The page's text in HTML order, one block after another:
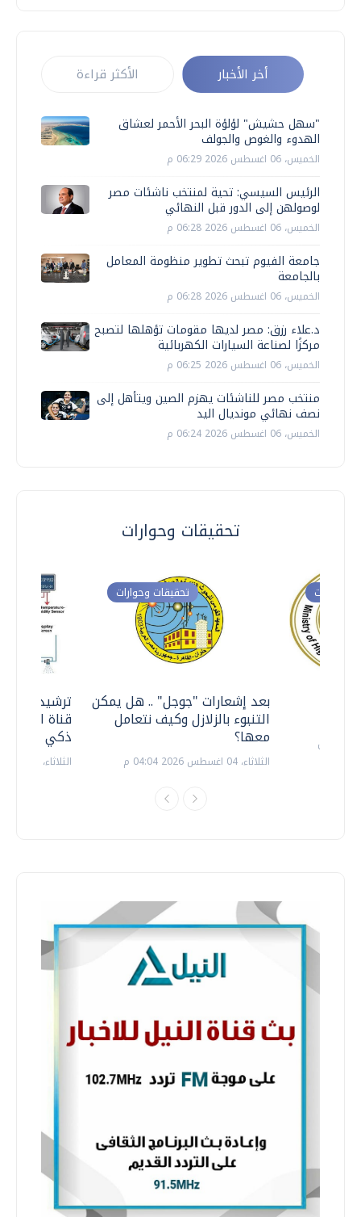
أخر الأخبار الأكثر قراءة
"سهل حشيش" لؤلؤة البحر الأحمر لعشاق
الهدوء والغوص والجولف
الخميس، 06 اغسطس 2026 06:29 م
الرئيس السيسي: تحية لمنتخب ناشئات مصر
لوصولهن إلى الدور قبل النهائي
الخميس، 06 اغسطس 2026 06:28 م
جامعة الفيوم تبحث تطوير منظومة المعامل
بالجامعة
الخميس، 06 اغسطس 2026 06:28 م
د.علاء رزق: مصر لديها مقومات تؤهلها لتصبح
مركزًا لصناعة السيارات الكهربائية
الخميس، 06 اغسطس 2026 06:25 م
منتخب مصر للناشئات يهزم الصين ويتأهل إلى
نصف نهائي مونديال اليد
الخميس، 06 اغسطس 2026 06:24 م
تحقيقات وحوارات
ترشيدا
قناة
ذكي
الثلاثاء، 14 يوليو 2026 06:11 م
تحقيقات وحوارات
بعد إشعارات "جوجل" .. هل يمكن
التنبوء بالزلازل وكيف نتعامل
معها؟
الثلاثاء، 04 اغسطس 2026 04:04 م
وحوارات